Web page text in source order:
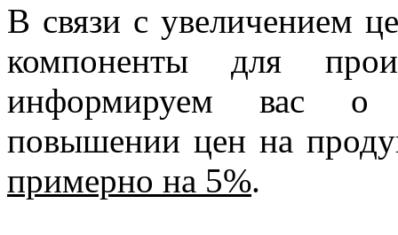
В связи с увеличением
компоненты для
информируем вас о
повышении цен на
примерно на 5%.